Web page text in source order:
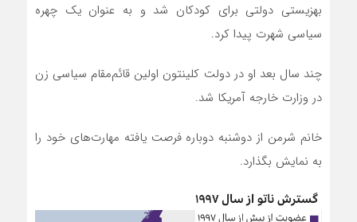
بهزیستی دولتی برای کودکان شد و به عنوان یک چهره
سیاسی شهرت پیدا کرد.
چند سال بعد او در دولت کلینتون اولین قائم‌مقام سیاسی زن
در وزارت خارجه آمریکا شد.
خانم شرمن از دوشنبه دوباره فرصت یافته مهارت‌های خود را
به نمایش بگذارد.